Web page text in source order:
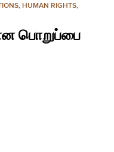
, HUMAN RIGHTS,
பொறுப்பை